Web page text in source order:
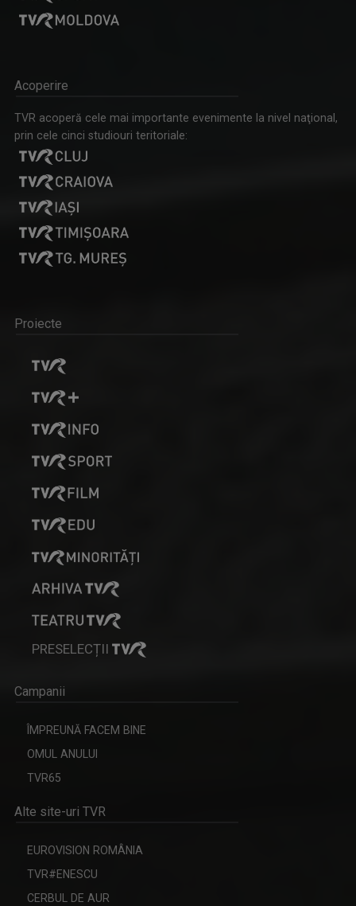
Acoperire
TVR acoperă cele mai importante evenimente la nivel naţional,
prin cele cinci studiouri teritoriale:
Proiecte
PRESELECȚII
Campanii
ÎMPREUNĂ FACEM BINE
OMUL ANULUI
TVR65
Alte site-uri TVR
EUROVISION ROMÂNIA
TVR#ENESCU
CERBUL DE AUR